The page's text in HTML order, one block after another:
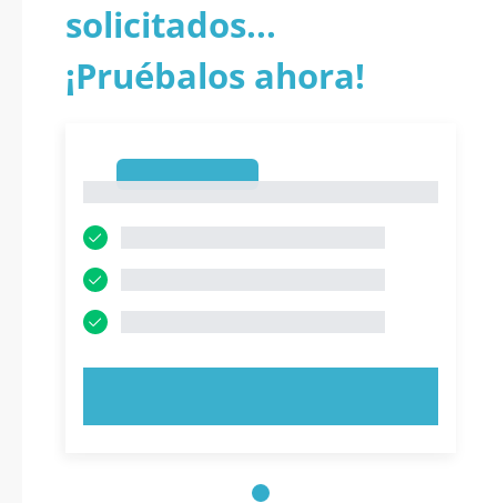
solicitados...
¡Pruébalos ahora!